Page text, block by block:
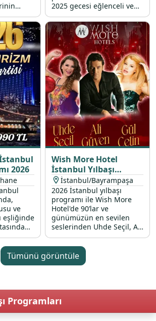
sürecek
2025 gecesi eğlenceli ve
lezzet şöleni ile dolu bir
programda yeriniz almak
için hemen rezervasyon
yapın.
2026
ve
eşliğinde
DJ
bir
Wish More Hotel
İstanbul Yılbaşı
Programı 2026
İstanbul/Bayrampaşa
2026 İstanbul yılbaşı
programı ile Wish More
Hotel'de 90’lar ve
günümüzün en sevilen
seslerinden Uhde Seçil, Ali
Güven ve Gül Çetin’in canlı
performanslarıyla renkli
bir 31 Aralık 2025 gecesi
sizi bekliyor.
Tümünü görüntüle
Programları